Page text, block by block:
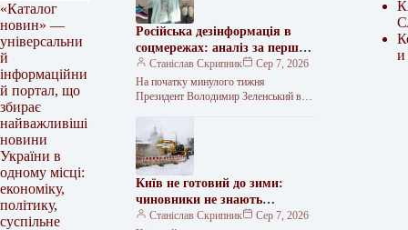
«Каталог
новин» —
універсальни
й
інформаційни
й портал, що
збирає
найважливіші
новини
України в
одному місці:
економіку,
політику,
суспільне
Російська дезінформація в
соцмережах: аналіз за перший
тиждень серпня 2026 року
Станіслав Скрипник
Сер 7, 2026
На початку минулого тижня
Президент Володимир Зеленський в
готуватися до «дуже важкої зими».
Відтак ця…
Київ не готовий до зими:
чиновники не знають
реального стану справ
Станіслав Скрипник
Сер 7, 2026
и